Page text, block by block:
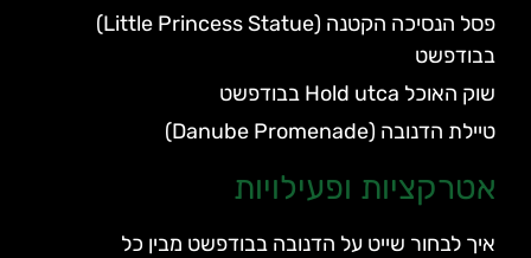
פסל הנסיכה הקטנה (Little Princess Statue)
בבודפשט
שוק האוכל Hold utca בבודפשט
טיילת הדנובה (Danube Promenade)
אטרקציות ופעילויות
איך לבחור שייט על הדנובה בבודפשט מבין כל